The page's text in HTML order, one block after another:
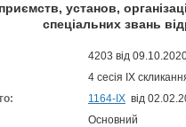
установ,
спеціальних звань
4203 від
4 сесія IX
1164-ІХ від
Основний